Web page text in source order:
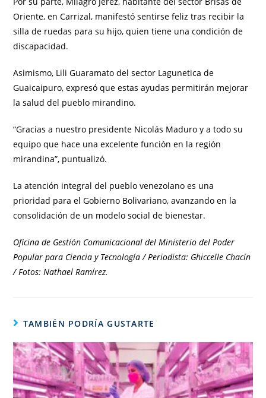
Oriente, en Carrizal, manifestó sentirse feliz tras recibir la
silla de ruedas para su hijo, quien tiene una condición de
discapacidad.
Asimismo, Lili Guaramato del sector Lagunetica de
Guaicaipuro, expresó que estas ayudas permitirán mejorar
la salud del pueblo mirandino.
“Gracias a nuestro presidente Nicolás Maduro y a todo su
equipo que hace una excelente función en la región
mirandina”, puntualizó.
La atención integral del pueblo venezolano es una
prioridad para el Gobierno Bolivariano, avanzando en la
consolidación de un modelo social de bienestar.
Oficina de Gestión Comunicacional del Ministerio del Poder
Popular para Ciencia y Tecnología / Periodista: Ghiccelle Chacín
/ Fotos: Nathael Ramírez.
TAMBIÉN PODRÍA GUSTARTE